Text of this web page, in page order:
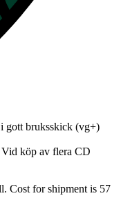
gott bruksskick (vg+)
köp av flera CD
Cost for shipment is 57